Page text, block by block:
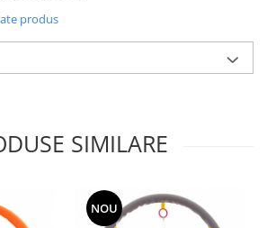
produs
SIMILARE
NOU